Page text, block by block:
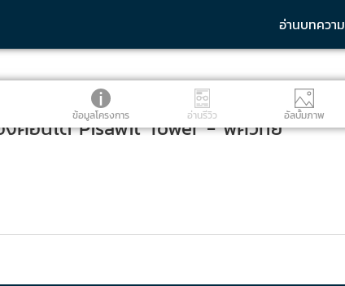
อ่านบทความ
ข้อมูลโครงการ อ่านรีวิว อัลบั้มภาพ
งคอนโด Pisawit Tower - พิศวิทย์